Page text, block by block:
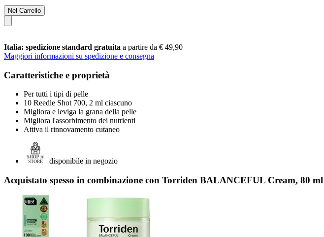
Nel Carrello
Italia: spedizione standard gratuita a partire da € 49,90
Maggiori informazioni su spedizione e consegna
Caratteristiche e proprietà
Per tutti i tipi di pelle
10 Reedle Shot 700, 2 ml ciascuno
Migliora e leviga la grana della pelle
Migliora l'assorbimento dei nutrienti
Attiva il rinnovamento cutaneo
disponibile in negozio
Acquistato spesso in combinazione con Torriden BALANCEFUL Cream, 80 ml